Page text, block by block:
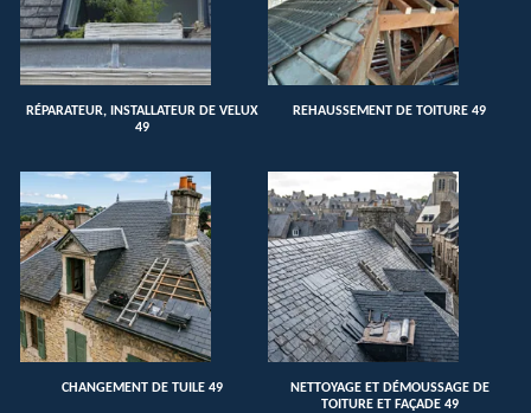
RÉPARATEUR, INSTALLATEUR DE VELUX
49
REHAUSSEMENT DE TOITURE 49
CHANGEMENT DE TUILE 49
NETTOYAGE ET DÉMOUSSAGE DE
TOITURE ET FAÇADE 49